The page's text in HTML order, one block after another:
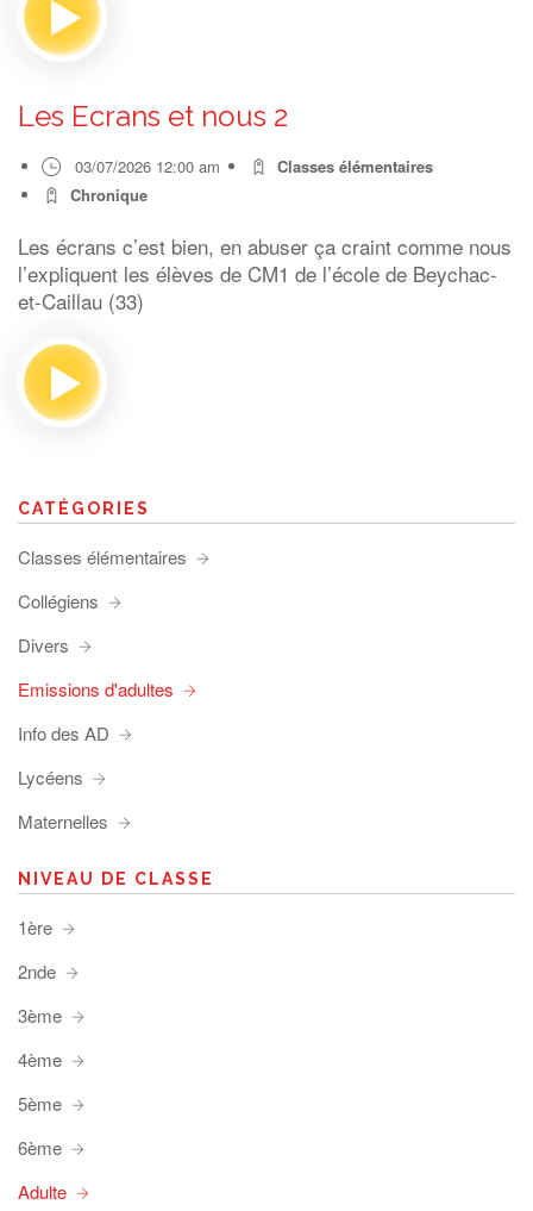
Les Ecrans et nous 2
03/07/2026 12:00 am
Classes élémentaires
Chronique
Les écrans c’est bien, en abuser ça craint comme nous
l’expliquent les élèves de CM1 de l’école de Beychac-
et-Caillau (33)
CATÉGORIES
Classes élémentaires
Collégiens
Divers
Emissions d'adultes
Info des AD
Lycéens
Maternelles
NIVEAU DE CLASSE
1ère
2nde
3ème
4ème
5ème
6ème
Adulte